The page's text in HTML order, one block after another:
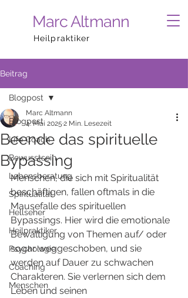
Marc Altmann
Heilpraktiker
Beitrag
Blogpost
Life Coach
Bewusstsein
Lebensberatung
Spiritualität
Hellseher
Heilpraktiker
Psychologie
Coaching
Menschen
Blogpost
Beende das spirituelle
Bypassing
Marc Altmann
4. Mai 2025 2 Min. Lesezeit
Menschen, die sich mit Spiritualität
beschäftigen, fallen oftmals in die
Mausefalle des spirituellen
Bypassings. Hier wird die emotionale
Bewältigung von Themen auf/ oder
sogar weggeschoben, und sie
werden auf Dauer zu schwachen
Charakteren. Sie verlernen sich dem
Leben und seinen